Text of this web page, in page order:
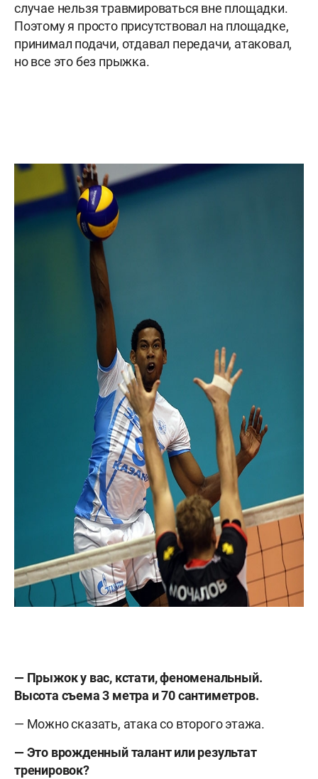
случае нельзя травмироваться вне площадки.
Поэтому я просто присутствовал на площадке,
принимал подачи, отдавал передачи, атаковал,
но все это без прыжка.
— Прыжок у вас, кстати, феноменальный.
Высота съема 3 метра и 70 сантиметров.
— Можно сказать, атака со второго этажа.
— Это врожденный талант или результат
тренировок?